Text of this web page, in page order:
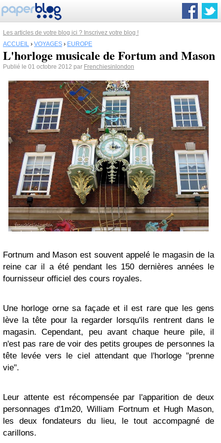
Les articles de votre blog ici ? Inscrivez votre blog !
ACCUEIL › VOYAGES › EUROPE
L'horloge musicale de Fortum and Mason
Publié le 01 octobre 2012 par Frenchiesinlondon
Fortnum and Mason est souvent appelé le magasin de la
reine car il a été pendant les 150 dernières années le
fournisseur officiel des cours royales.
Une horloge orne sa façade et il est rare que les gens
lève la tête pour la regarder lorsqu'ils rentrent dans le
magasin. Cependant, peu avant chaque heure pile, il
n'est pas rare de voir des petits groupes de personnes la
tête levée vers le ciel attendant que l'horloge "prenne
vie".
Leur attente est récompensée par l'apparition de deux
personnages d'1m20, William Fortnum et Hugh Mason,
les deux fondateurs du lieu, le tout accompagné de
carillons.